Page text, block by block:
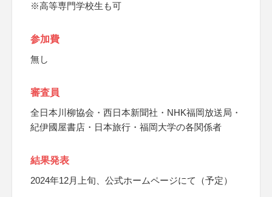
※高等専門学校生も可
参加費
無し
審査員
全日本川柳協会・西日本新聞社・NHK福岡放送局・
紀伊國屋書店・日本旅行・福岡大学の各関係者
結果発表
2024年12月上旬、公式ホームページにて（予定）